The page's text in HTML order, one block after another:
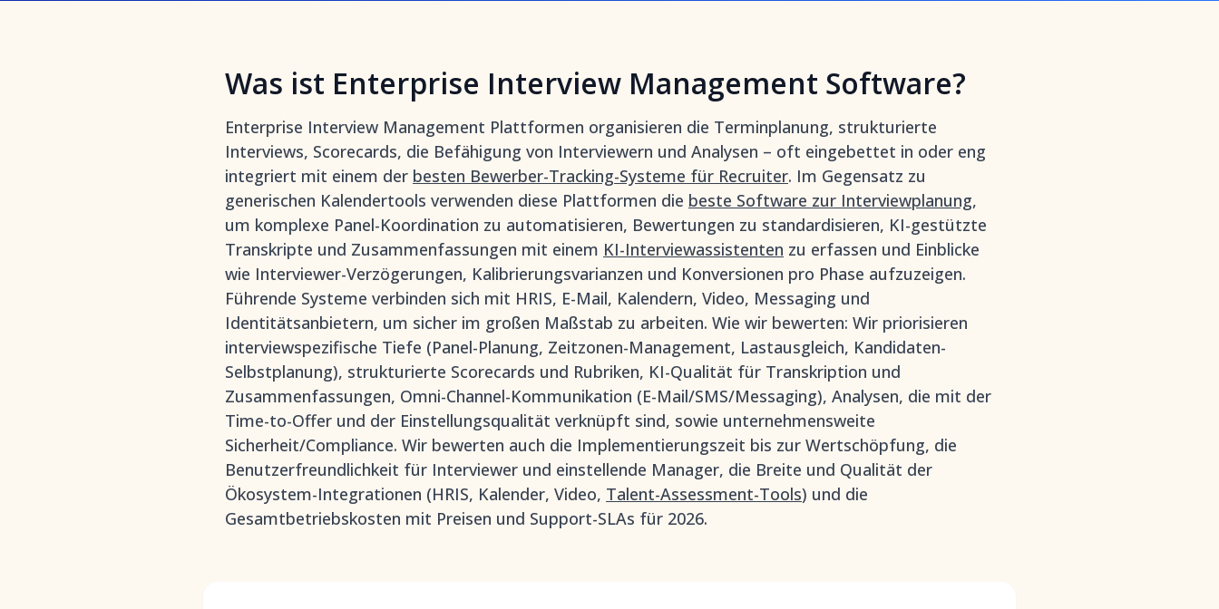
Was ist Enterprise Interview Management Software?
Enterprise Interview Management Plattformen organisieren die Terminplanung, strukturierte
Interviews, Scorecards, die Befähigung von Interviewern und Analysen – oft eingebettet in oder eng
integriert mit einem der besten Bewerber-Tracking-Systeme für Recruiter. Im Gegensatz zu
generischen Kalendertools verwenden diese Plattformen die beste Software zur Interviewplanung,
um komplexe Panel-Koordination zu automatisieren, Bewertungen zu standardisieren, KI-gestützte
Transkripte und Zusammenfassungen mit einem KI-Interviewassistenten zu erfassen und Einblicke
wie Interviewer-Verzögerungen, Kalibrierungsvarianzen und Konversionen pro Phase aufzuzeigen.
Führende Systeme verbinden sich mit HRIS, E-Mail, Kalendern, Video, Messaging und
Identitätsanbietern, um sicher im großen Maßstab zu arbeiten. Wie wir bewerten: Wir priorisieren
interviewspezifische Tiefe (Panel-Planung, Zeitzonen-Management, Lastausgleich, Kandidaten-
Selbstplanung), strukturierte Scorecards und Rubriken, KI-Qualität für Transkription und
Zusammenfassungen, Omni-Channel-Kommunikation (E-Mail/SMS/Messaging), Analysen, die mit der
Time-to-Offer und der Einstellungsqualität verknüpft sind, sowie unternehmensweite
Sicherheit/Compliance. Wir bewerten auch die Implementierungszeit bis zur Wertschöpfung, die
Benutzerfreundlichkeit für Interviewer und einstellende Manager, die Breite und Qualität der
Ökosystem-Integrationen (HRIS, Kalender, Video, Talent-Assessment-Tools) und die
Gesamtbetriebskosten mit Preisen und Support-SLAs für 2026.